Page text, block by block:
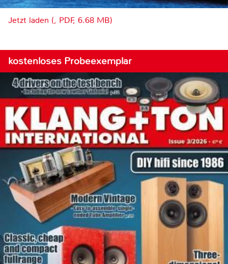
Jetzt laden (, PDF, 6.68 MB)
kostenloses Probeexemplar